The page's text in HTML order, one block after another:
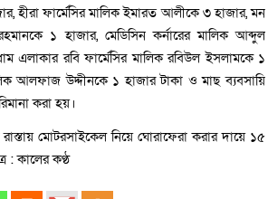
হীরা ফার্মেসির মালিক ইমারত আলীকে ৩ হাজার, মন
১ হাজার, মেডিসিন কর্নারের মালিক আব্দুল
এলাকার রবি ফার্মেসির মালিক রবিউল ইসলামকে ১
আলফাজ উদ্দীনকে ১ হাজার টাকা ও মাছ ব্যবসায়ি
করা হয়।
মোটরসাইকেল নিয়ে ঘোরাফেরা করার দায়ে ১৫
: কালের কণ্ঠ